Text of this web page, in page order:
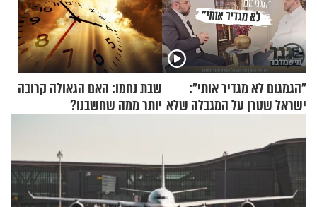
"הגמגום לא מגדיר אותי":
ישראל שטרן על המגבלה שלא
שבת נחמו: האם הגאולה קרובה
יותר ממה שחשבנו?